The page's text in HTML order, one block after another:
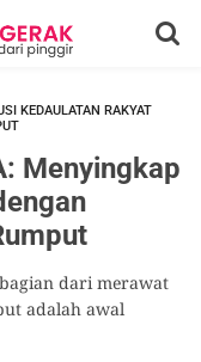
KEDAULATAN RAKYAT
Menyingkap
dari merawat
adalah awal